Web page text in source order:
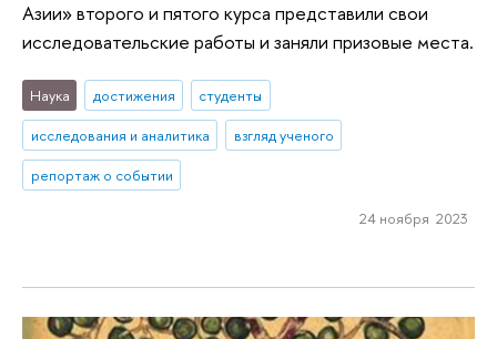
Азии» второго и пятого курса представили свои
исследовательские работы и заняли призовые места.
Наука достижения
студенты
исследования и аналитика
взгляд ученого
репортаж о событии
24 ноября 2023